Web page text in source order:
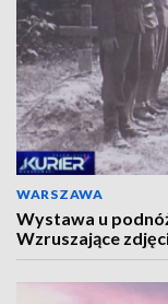
WARSZAWA
Wystawa u
Wzruszające